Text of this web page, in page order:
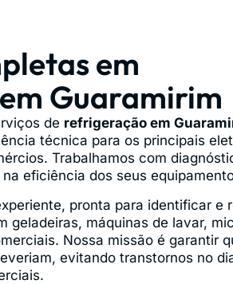
em
Guaramirim
de refrigeração em
técnica para os principais
Trabalhamos com
eficiência dos seus
pronta para identificar e
geladeiras, máquinas de lavar,
Nossa missão é garantir
evitando transtornos no